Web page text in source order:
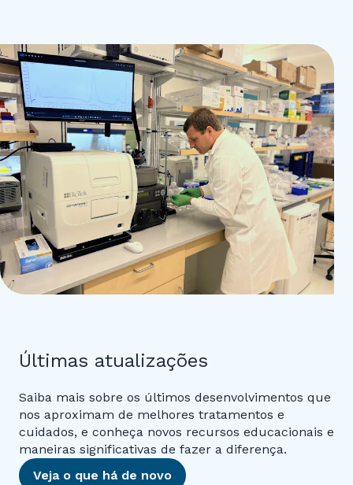
Últimas atualizações
Saiba mais sobre os últimos desenvolvimentos que
nos aproximam de melhores tratamentos e
cuidados, e conheça novos recursos educacionais e
maneiras significativas de fazer a diferença.
Veja o que há de novo